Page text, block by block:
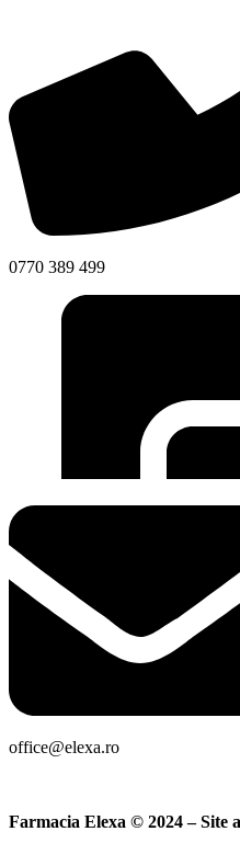
0770 389 499
office@elexa.ro
Farmacia Elexa © 2024 – Site